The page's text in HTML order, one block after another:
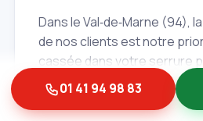
Dans le Val‑de‑Marne (94),
de nos clients est notre
cassée dans votre serrure
un problème insurmontable,
Fils, la solution est toujours
01 41 94 98 83